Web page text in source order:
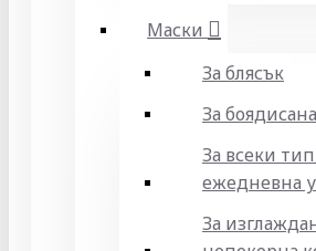
Маски
За блясък
За
За всеки
ежедневна
За